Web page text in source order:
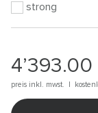
strong
4’393.00
preis inkl. mwst. |